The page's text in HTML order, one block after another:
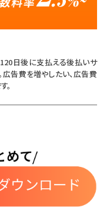
日後に支払える後払いサ
告費を増やしたい、広告費
。